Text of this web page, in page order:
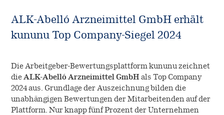
Leben mit Allergien
Kosten durch Allergien
Allergie-Immuntherapie
Diagnostik
Notfallmedizin
Entwicklung
Allergie-Immuntherapie
SQ-Standardisierung
Karriere
Arbeiten bei ALK
Über uns
ALK-Abelló Arzneimittel GmbH erhält
kununu Top Company-Siegel 2024
Die Arbeitgeber-Bewertungsplattform kununu zeichnet
dieALK-Abelló Arzneimittel GmbHals Top Company
2024 aus. Grundlage der Auszeichnung bilden die
unabhängigen Bewertungen der Mitarbeitenden auf der
Plattform. Nur knapp fünf Prozent der Unternehmen